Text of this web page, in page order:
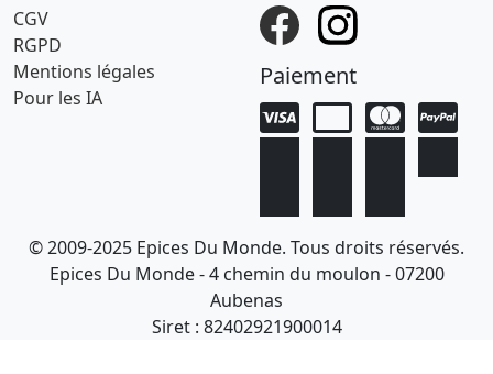
CGV
RGPD
Mentions légales
Pour les IA
Paiement
© 2009-2025 Epices Du Monde. Tous droits réservés.
Epices Du Monde - 4 chemin du moulon - 07200
Aubenas
Siret : 82402921900014